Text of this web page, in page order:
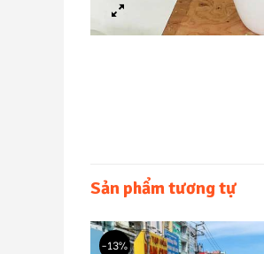
Sản phẩm tương tự
-13%